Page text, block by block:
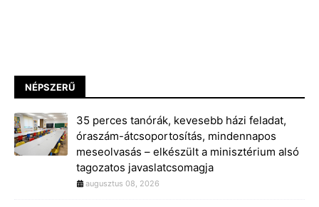
NÉPSZERŰ
35 perces tanórák, kevesebb házi feladat,
óraszám-átcsoportosítás, mindennapos
meseolvasás – elkészült a minisztérium alsó
tagozatos javaslatcsomagja
augusztus 08, 2026